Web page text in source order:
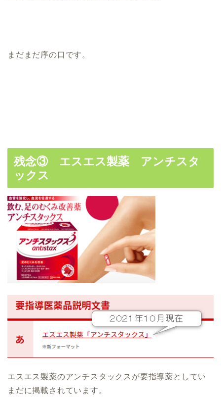
まだまだ序の口です。
残念③ エスエス製薬 アンチスタ
ックス
エスエス製薬のアンチスタックスが要指導薬としてい
まだに掲載されています。